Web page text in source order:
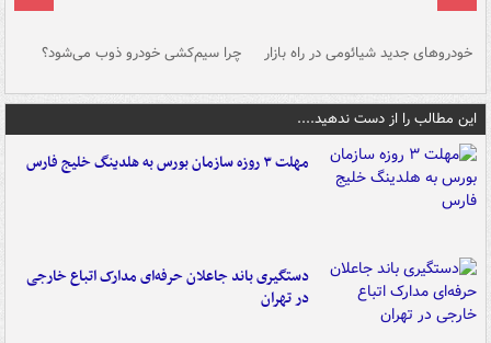
خودروهای جدید شیائومی در راه بازار چرا سیم‌کشی خودرو ذوب می‌شود؟
این مطالب را از دست ندهید....
مهلت ۳ روزه سازمان بورس به هلدینگ خلیج فارس
دستگیری باند جاعلان حرفه‌ای مدارک اتباع خارجی
در تهران